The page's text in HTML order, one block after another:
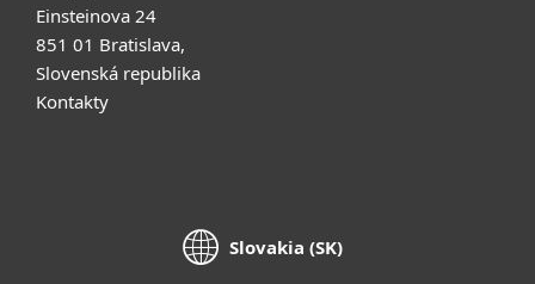
Einsteinova 24
851 01 Bratislava,
Slovenská republika
Kontakty
Slovakia (SK)